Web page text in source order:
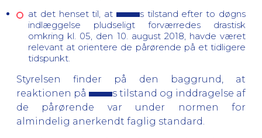
at det henset til, at
s tilstand efter to døgns
indlæggelse pludseligt forværredes drastisk
omkring kl. 05, den 10. august 2018, havde været
relevant at orientere de pårørende på et tidligere
tidspunkt.
Styrelsen finder på den baggrund, at
reaktionen på
s tilstand og inddragelse af
de pårørende var under normen for
almindelig anerkendt faglig standard.